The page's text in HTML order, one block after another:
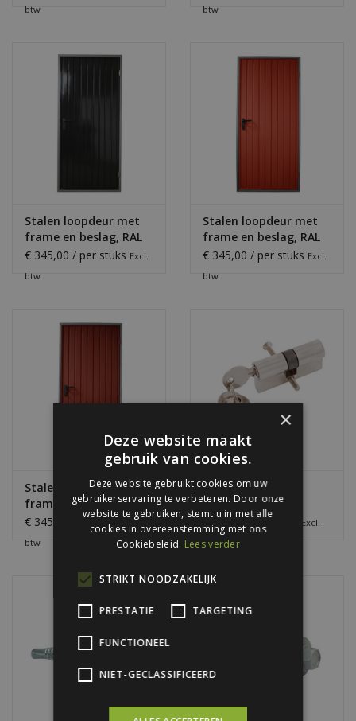
btw btw
Stalen loopdeur met
frame en beslag, RAL
9005
€ 345,00 / per stuks Excl.
btw
Stalen loopdeur met
frame en beslag, RAL
3016
€ 345,00 / per stuks Excl.
btw
Stalen loopdeur met
frame en beslag, RAL
3009
€ 345,00 / per stuksExcl.
btw
Dubbel Profiel-
Cilinderslot 30/30
(Loopdeuren)
€ 12,95 / per stuks
Excl.
btw
×
Deze website maakt
gebruik van cookies.
Deze website gebruikt cookies om uw
gebruikerservaring te verbeteren. Door onze
website te gebruiken, stemt u in met alle
cookies in overeenstemming met ons
Cookiebeleid. Lees verder
STRIKT NOODZAKELIJK
PRESTATIE TARGETING
FUNCTIONEEL
NIET-GECLASSIFICEERD